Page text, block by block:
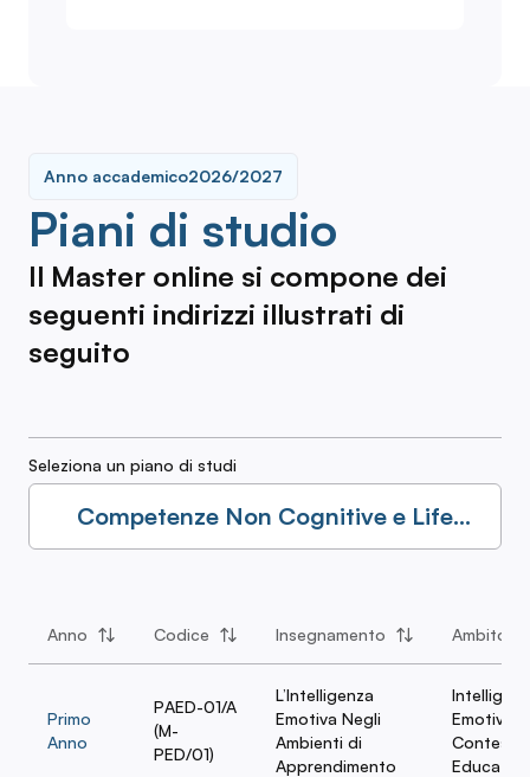
Piani di studio
Anno accademico2026/2027
Il Master online si compone dei
seguenti indirizzi illustrati di
seguito
Seleziona un piano di studi
Competenze Non Cognitive e Life
Skills in Ambito Scolastico
Anno Codice Insegnamento Ambito
Primo
Anno
PAED-01/A
(M-
PED/01)
L’Intelligenza
Emotiva Negli
Ambienti di
Apprendimento
Emotiva
Contesti
Educativi